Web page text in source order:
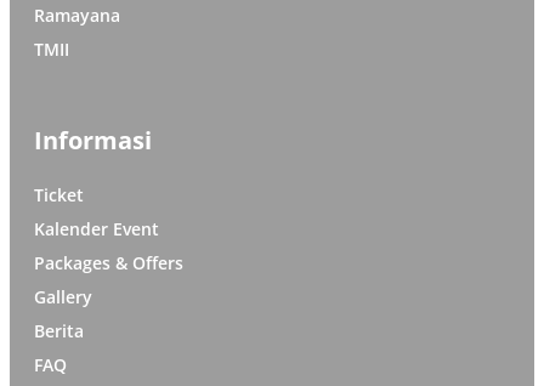
Ramayana
TMII
Informasi
Ticket
Kalender Event
Packages & Offers
Gallery
Berita
FAQ